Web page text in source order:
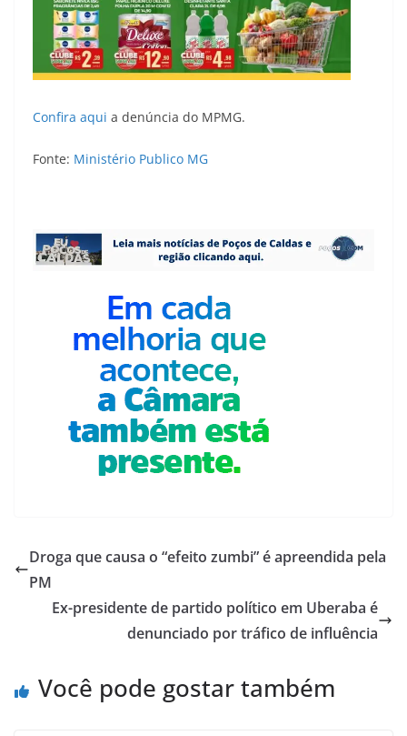
Confira aqui a denúncia do MPMG.
Fonte: Ministério Publico MG
Droga que causa o “efeito zumbi” é apreendida pela
PM
Ex-presidente de partido político em Uberaba é
denunciado por tráfico de influência
Você pode gostar também